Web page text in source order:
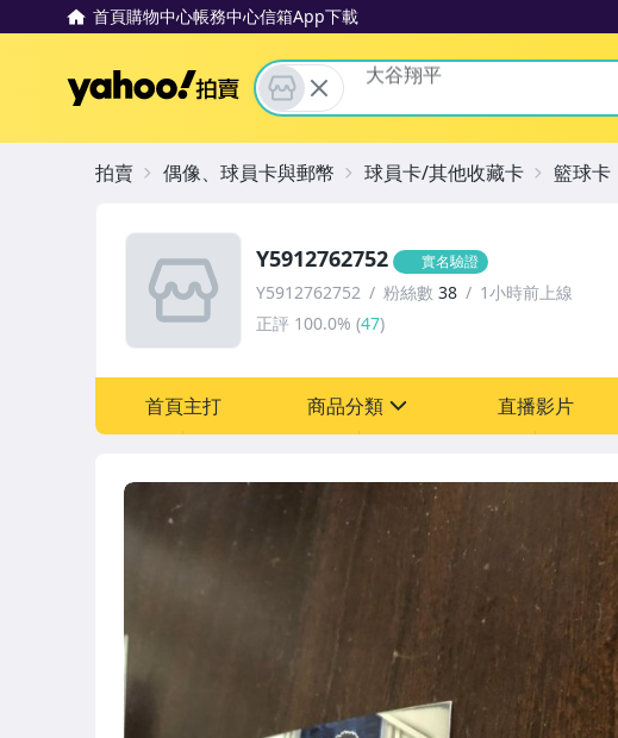
首頁購物中心帳務中心信箱App下載
Yahoo拍賣 michael jordan
Y5912762752 實名驗證
Y5912762752 粉絲數 38
1小時前上線
正評 100.0% (47)
首頁主打 商品分類 直播影片
拍賣 偶像、球員卡與郵幣 球員卡/其他收藏卡 籃球卡